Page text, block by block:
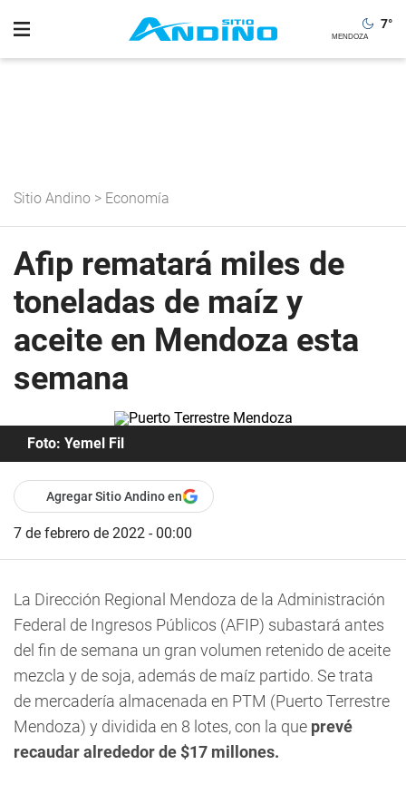
7°
Sitio Andino > Economía
Afip rematará miles de
toneladas de maíz y
aceite en Mendoza esta
semana
Foto: Yemel Fil
Agregar Sitio Andino en
7 de febrero de 2022 - 00:00
La Dirección Regional Mendoza de la Administración
Federal de Ingresos Públicos (AFIP) subastará antes
del fin de semana un gran volumen retenido de aceite
mezcla y de soja, además de maíz partido. Se trata
de mercadería almacenada en PTM (Puerto Terrestre
Mendoza) y dividida en 8 lotes, con la que prevé
recaudar alrededor de $17 millones.